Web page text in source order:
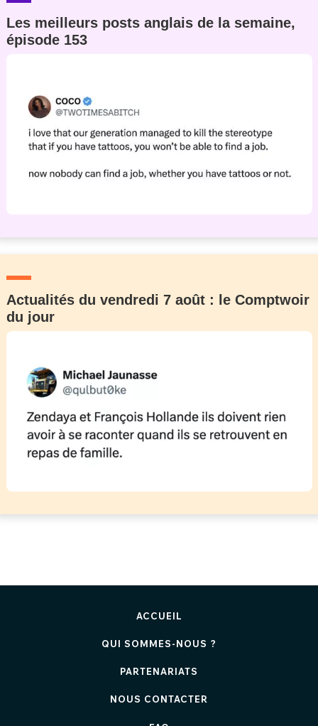
Les meilleurs posts anglais de la semaine,
épisode 153
Actualités du vendredi 7 août : le Comptwoir
du jour
ACCUEIL
QUI SOMMES-NOUS ?
PARTENARIATS
NOUS CONTACTER